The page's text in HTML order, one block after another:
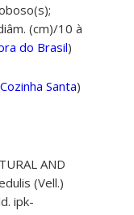
(cm)/10 à
do Brasil)
Cozinha Santa)
AND
(Vell.)
ipk-